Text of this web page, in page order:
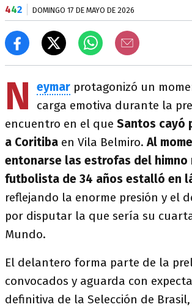
442 DOMINGO 17 DE MAYO DE 2026
N eymar protagonizó un
carga emotiva durante la
encuentro en el que Santos cayó
a Coritiba en Vila Belmiro.Al
entonarse las estrofas del himno
futbolista de 34 años estalló en
reflejando la enorme presión y el
por disputar la que sería su
Mundo.
El delantero forma parte de la
convocados y aguarda con
definitiva de la Selección de